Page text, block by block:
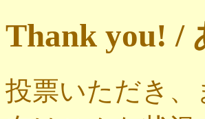
Thank you! /
投票いただき